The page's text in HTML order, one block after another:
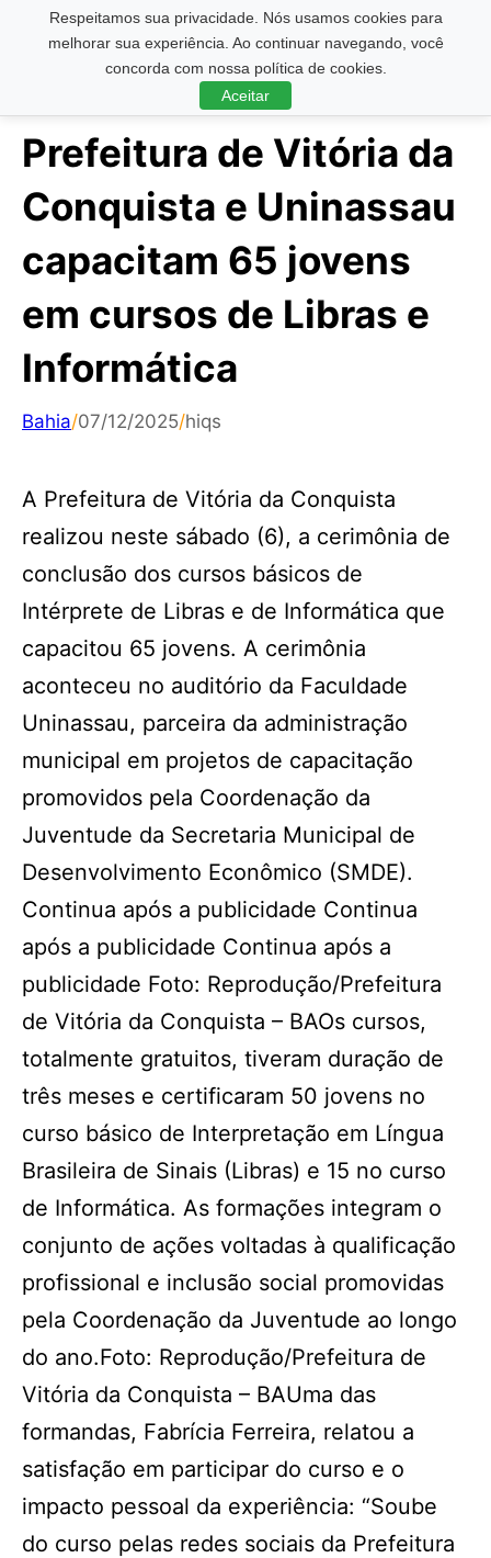
Respeitamos sua privacidade. Nós usamos cookies para
melhorar sua experiência. Ao continuar navegando, você
concorda com nossa política de cookies.
Aceitar
Pesquisar ...
Prefeitura de Vitória da
Conquista e Uninassau
capacitam 65 jovens
em cursos de Libras e
Informática
Bahia/07/12/2025/hiqs
A Prefeitura de Vitória da Conquista
realizou neste sábado (6), a cerimônia de
conclusão dos cursos básicos de
Intérprete de Libras e de Informática que
capacitou 65 jovens. A cerimônia
aconteceu no auditório da Faculdade
Uninassau, parceira da administração
municipal em projetos de capacitação
promovidos pela Coordenação da
Juventude da Secretaria Municipal de
Desenvolvimento Econômico (SMDE).
Continua após a publicidade Continua
após a publicidade Continua após a
publicidade Foto: Reprodução/Prefeitura
de Vitória da Conquista – BAOs cursos,
totalmente gratuitos, tiveram duração de
três meses e certificaram 50 jovens no
curso básico de Interpretação em Língua
Brasileira de Sinais (Libras) e 15 no curso
de Informática. As formações integram o
conjunto de ações voltadas à qualificação
profissional e inclusão social promovidas
pela Coordenação da Juventude ao longo
do ano.Foto: Reprodução/Prefeitura de
Vitória da Conquista – BAUma das
formandas, Fabrícia Ferreira, relatou a
satisfação em participar do curso e o
impacto pessoal da experiência: “Soube
do curso pelas redes sociais da Prefeitura